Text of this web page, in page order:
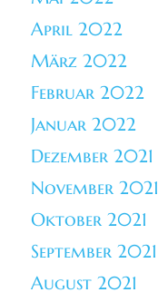
April 2022
März 2022
Februar 2022
Januar 2022
Dezember 2021
November 2021
Oktober 2021
September 2021
August 2021